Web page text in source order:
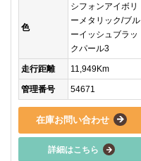
色
シフォンアイボリ
ーメタリック/ブル
ーイッシュブラッ
クパール3
走行距離 11,949Km
管理番号 54671
在庫お問い合わせ
詳細はこちら